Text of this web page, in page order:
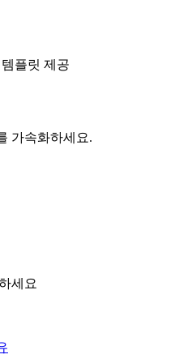
플릿 제공
가속화하세요.
세요